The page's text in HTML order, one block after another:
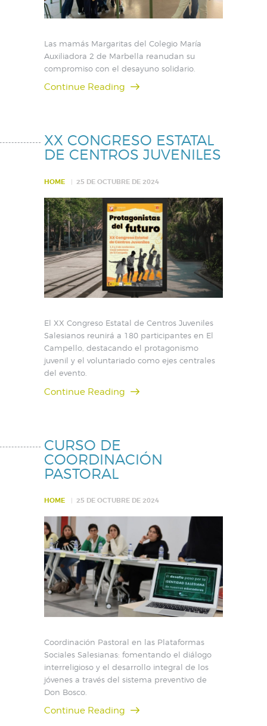
Las mamás Margaritas del Colegio María
Auxiliadora 2 de Marbella reanudan su
compromiso con el desayuno solidario.
Continue Reading
XX CONGRESO ESTATAL
DE CENTROS JUVENILES
HOME 25 DE OCTUBRE DE 2024
El XX Congreso Estatal de Centros Juveniles
Salesianos reunirá a 180 participantes en El
Campello, destacando el protagonismo
juvenil y el voluntariado como ejes centrales
del evento.
Continue Reading
CURSO DE
COORDINACIÓN
PASTORAL
HOME 25 DE OCTUBRE DE 2024
Coordinación Pastoral en las Plataformas
Sociales Salesianas: fomentando el diálogo
interreligioso y el desarrollo integral de los
jóvenes a través del sistema preventivo de
Don Bosco.
Continue Reading